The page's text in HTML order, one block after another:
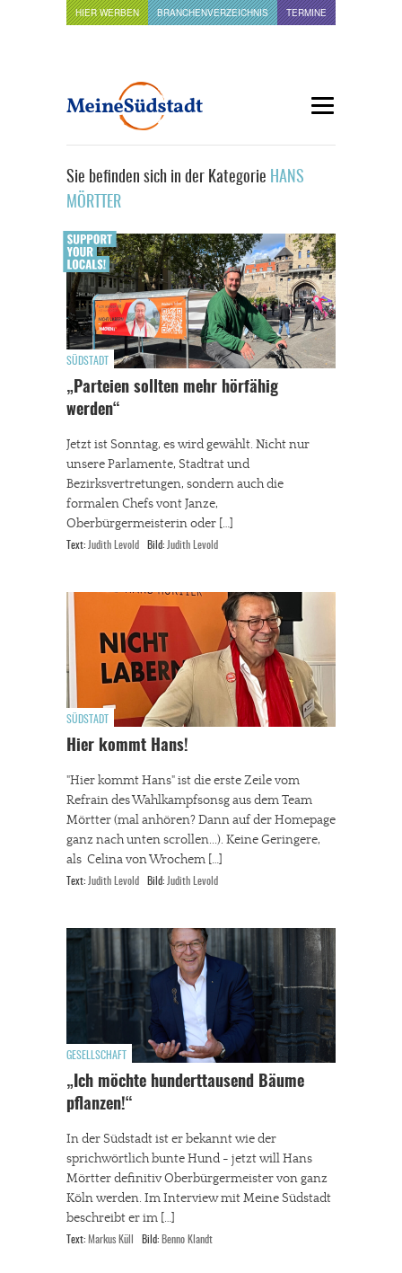
HIER WERBEN BRANCHENVERZEICHNIS TERMINE
Sie befinden sich in der Kategorie HANS
MÖRTTER
SÜDSTADT
„Parteien sollten mehr hörfähig
werden“
Jetzt ist Sonntag, es wird gewählt. Nicht nur
unsere Parlamente, Stadtrat und
Bezirksvertretungen, sondern auch die
formalen Chefs vont Janze,
Oberbürgermeisterin oder […]
Text: Judith Levold Bild: Judith Levold
SÜDSTADT
Hier kommt Hans!
"Hier kommt Hans" ist die erste Zeile vom
Refrain des Wahlkampfsonsg aus dem Team
Mörtter (mal anhören? Dann auf der Homepage
ganz nach unten scrollen...). Keine Geringere,
als Celina von Wrochem […]
Text: Judith Levold Bild: Judith Levold
GESELLSCHAFT
„Ich möchte hunderttausend Bäume
pflanzen!“
In der Südstadt ist er bekannt wie der
sprichwörtlich bunte Hund - jetzt will Hans
Mörtter definitiv Oberbürgermeister von ganz
Köln werden. Im Interview mit Meine Südstadt
beschreibt er im […]
Text: Markus Küll Bild: Benno Klandt